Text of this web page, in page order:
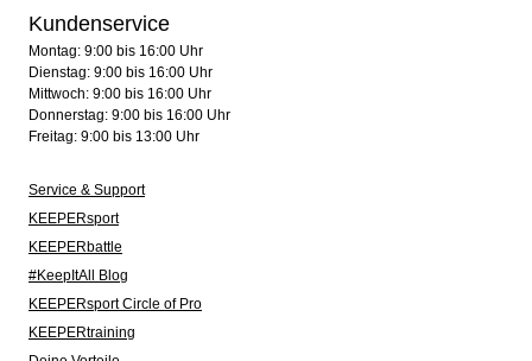
Kundenservice
Montag: 9:00 bis 16:00 Uhr
Dienstag: 9:00 bis 16:00 Uhr
Mittwoch: 9:00 bis 16:00 Uhr
Donnerstag: 9:00 bis 16:00 Uhr
Freitag: 9:00 bis 13:00 Uhr
Service & Support
KEEPERsport
KEEPERbattle
#KeepItAll Blog
KEEPERsport Circle of Pro
KEEPERtraining